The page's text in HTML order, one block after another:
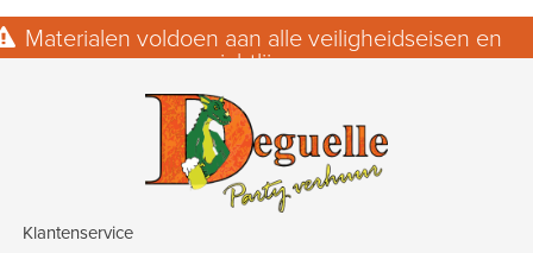
Materialen voldoen aan alle veiligheidseisen en
richtlijnen.
Klantenservice